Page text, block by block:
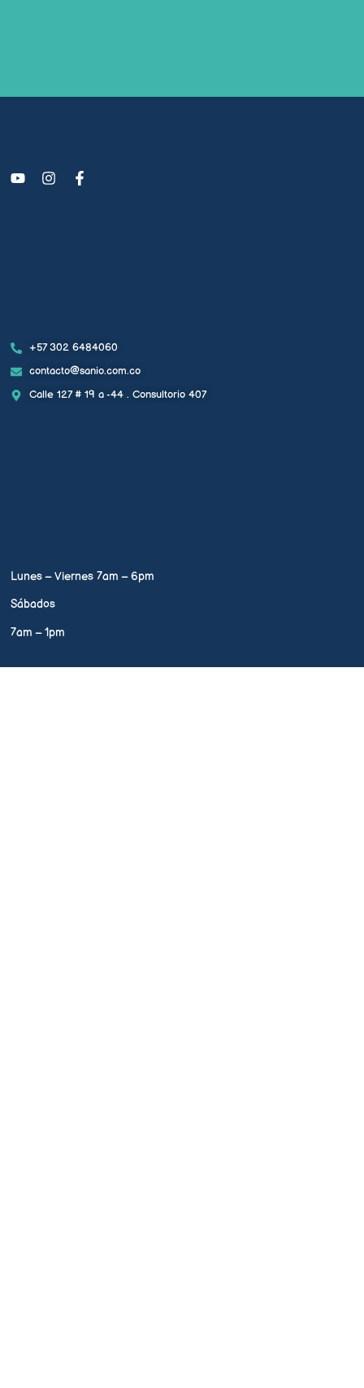
Lunes – Viernes 7am – 6pm
Sábados
7am – 1pm
+57 302 6484060
contacto@sanio.com.co
Calle 127 # 19 a -44 . Consultorio 407